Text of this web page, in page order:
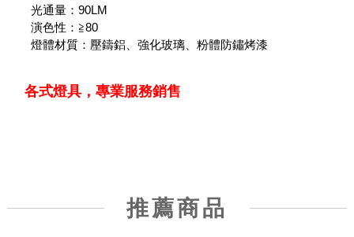
光通量：90LM
演色性：≧80
燈體材質： 壓鑄鋁、強化玻璃、粉體防鏽烤漆
各式燈具，專業服務銷售
推薦商品